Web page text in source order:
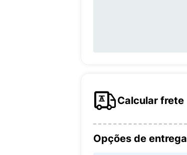
Calcular frete
Opções de entrega